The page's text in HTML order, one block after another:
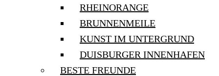
RHEINORANGE
BRUNNENMEILE
KUNST IM UNTERGRUND
DUISBURGER INNENHAFEN
BESTE FREUNDE